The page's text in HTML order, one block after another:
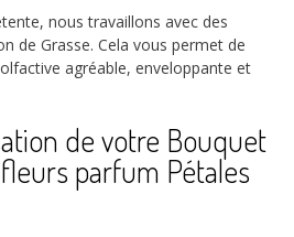
nous travaillons avec des
de Grasse. Cela vous permet de
agréable, enveloppante et
de votre Bouquet
parfum Pétales